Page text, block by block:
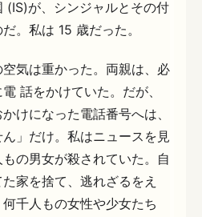
(IS)が、シンジャルとその付
。私は 15 歳だった。
気は重かった。両親は、必
話をかけていた。だが、
けになった電話番号へは、
」だけ。私はニュースを見
の男女が殺されていた。自
家を捨て、逃れざるをえ
千人もの女性や少女たち